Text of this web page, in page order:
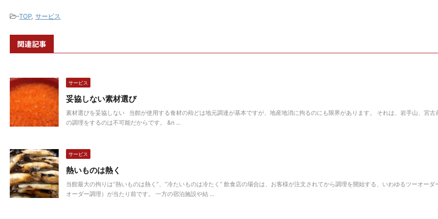
-TOP, サービス
関連記事
サービス
妥協しない素材選び
素材選びを妥協しない 当館が使用する食材の殆どは地元調達が基本ですが、地産地消に拘るのにも限界があります。 それは、岩手山、宮古
の調理をするのは不可能だからです。 &n ...
サービス
熱いものは熱く
当館最大の拘りは”熱いものは熱く”、”冷たいものは冷たく” 飲食店の場合は、お客様が注文されてから調理を開始する、いわゆるツーオーダ
オーダー調理）が当たり前です。 一方の宿泊施設や結 ...